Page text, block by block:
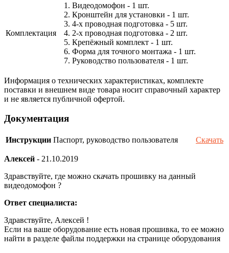
Комплектация
1. Видеодомофон - 1 шт.
2. Кронштейн для установки - 1 шт.
3. 4-х проводная подготовка - 5 шт.
4. 2-х проводная подготовка - 2 шт.
5. Крепёжный комплект - 1 шт.
6. Форма для точного монтажа - 1 шт.
7. Руководство пользователя - 1 шт.
Информация о технических характеристиках, комплекте
поставки и внешнем виде товара носит справочный характер
и не является публичной офертой.
Документация
Инструкции Паспорт, руководство пользователя Скачать
Алексей - 21.10.2019
Здравствуйте, где можно скачать прошивку на данный
видеодомофон ?
Ответ специалиста:
Здравствуйте, Алексей !
Если на ваше оборудование есть новая прошивка, то ее можно
найти в разделе файлы поддержки на странице оборудования